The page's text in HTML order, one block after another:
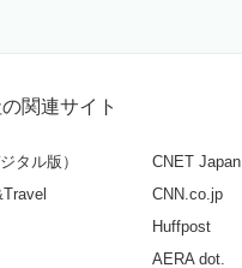
関連サイト
タル版）
CNET Japan
CNN.co.jp
Huffpost
AERA dot.